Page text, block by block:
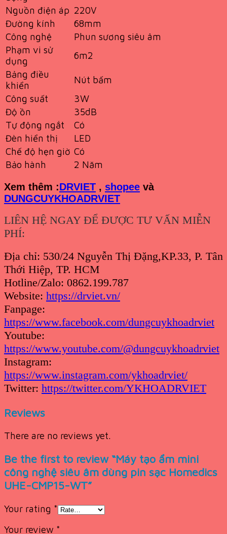
Nguồn điện áp 220V
Đường kính
68mm
Công nghệ
Phun sương siêu âm
Phạm vi sử
dụng
6m2
Bảng điều
khiển
Nút bấm
Công suất
3W
Độ ồn
35dB
Tự động ngắt
Có
Đèn hiển thị
LED
Chế độ hẹn giờ Có
Bảo hành
2 Năm
Xem thêm :DRVIET , shopee và
DUNGCUYKHOADRVIET
LIÊN HỆ NGAY ĐỂ ĐƯỢC TƯ VẤN MIỄN
PHÍ:
Địa chỉ: 530/24 Nguyễn Thị Đặng,KP.33, P. Tân
Thới Hiệp, TP. HCM
Hotline/Zalo: 0862.199.787
Website: https://drviet.vn/
Fanpage:
https://www.facebook.com/dungcuykhoadrviet
Youtube:
https://www.youtube.com/@dungcuykhoadrviet
Instagram:
https://www.instagram.com/ykhoadrviet/
Twitter: https://twitter.com/YKHOADRVIET
Reviews
There are no reviews yet.
Be the first to review “Máy tạo ẩm mini
công nghệ siêu âm dùng pin sạc Homedics
UHE-CMP15-WT”
Your rating *
Your review *